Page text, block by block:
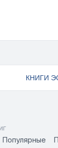
КНИГИ
Популярные